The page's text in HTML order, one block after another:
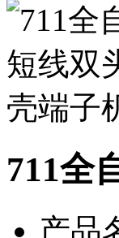
711全
产品